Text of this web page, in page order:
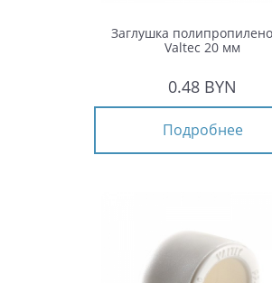
Заглушка
Valtec 20 мм
0.48 BYN
Подробнее